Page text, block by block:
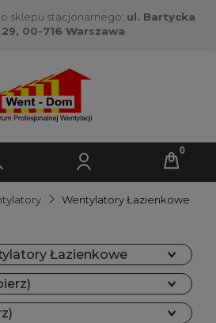
sklepu stacjonarnego: ul. Bartycka
00-716 Warszawa
Wentylatory Łazienkowe
Łazienkowe